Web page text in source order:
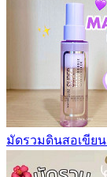
มัดรวมดินสอเขียน